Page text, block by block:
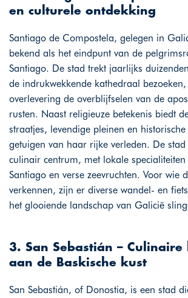
en culturele ontdekking
Santiago de Compostela, gelegen in
bekend als het eindpunt van de
Santiago. De stad trekt jaarlijks
de indrukwekkende kathedraal
overlevering de overblijfselen van de
rusten. Naast religieuze betekenis biedt
straatjes, levendige pleinen en
getuigen van haar rijke verleden. De stad
culinair centrum, met lokale
Santiago en verse zeevruchten. Voor wie
verkennen, zijn er diverse wandel- en
het glooiende landschap van Galicië
3. San Sebastián – Culinaire
aan de Baskische kust
San Sebastián, of Donostia, is een stad